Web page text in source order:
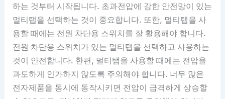
하는 것부터 시작됩니다. 초과전압에 강한 안전망이 있는
멀티탭을 선택하는 것이 중요합니다. 또한, 멀티탭을 사
용할 때에는 전원 차단용 스위치를 잘 활용해야 합니다.
전원 차단용 스위치가 있는 멀티탭을 선택하고 사용하는
것이 안전합니다. 한편, 멀티탭을 사용할 때에는 전압을
과도하게 인가하지 않도록 주의해야 합니다. 너무 많은
전자제품을 동시에 동작시키면 전압이 급격하게 상승할